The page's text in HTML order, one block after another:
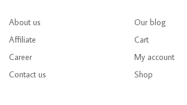
About us
Affiliate
Career
Contact us
Our blog
Cart
My account
Shop